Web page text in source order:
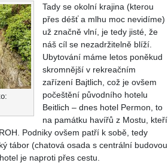
Tady se okolní krajina (kterou
přes déšť a mlhu moc nevidíme)
už značně vlní, je tedy jisté, že
náš cíl se nezadržitelně blíží.
Ubytování máme letos poněkud
skromnější v rekreačním
zařízení Bajtlich, což je ovšem
počeštění původního hotelu
Beitlich – dnes hotel Permon, to
na památku havířů z Mostu, kteří
Podniky ovšem patří k sobě, tedy
tábor (chatová osada s centrální budovou
je naproti přes cestu.